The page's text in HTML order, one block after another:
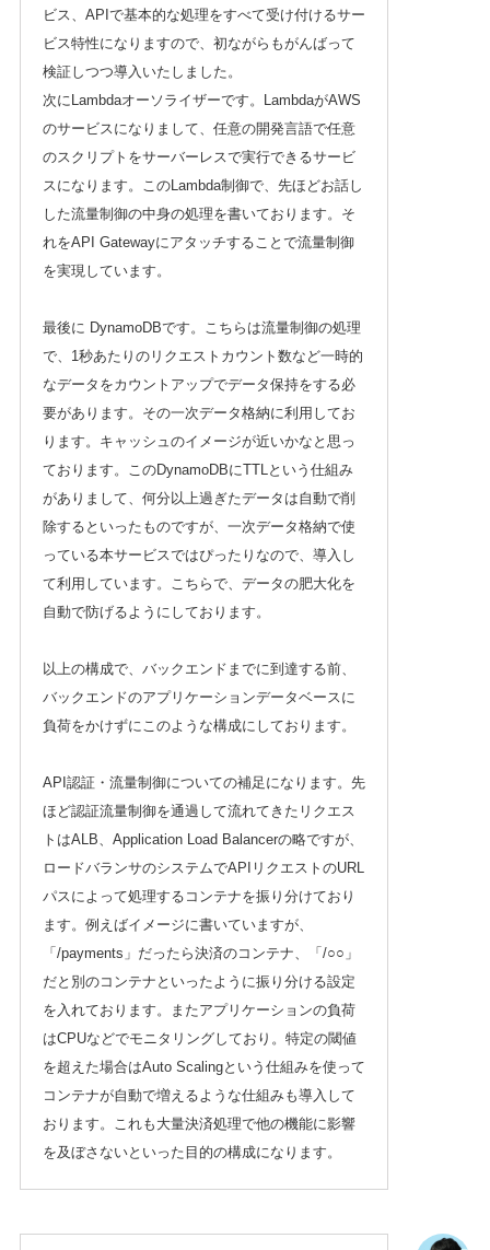
ビス、APIで基本的な処理をすべて受け付けるサー
ビス特性になりますので、初ながらもがんばって
検証しつつ導入いたしました。
次にLambdaオーソライザーです。LambdaがAWS
のサービスになりまして、任意の開発言語で任意
のスクリプトをサーバーレスで実行できるサービ
スになります。このLambda制御で、先ほどお話し
した流量制御の中身の処理を書いております。そ
れをAPI Gatewayにアタッチすることで流量制御
を実現しています。
最後に DynamoDBです。こちらは流量制御の処理
で、1秒あたりのリクエストカウント数など一時的
なデータをカウントアップでデータ保持をする必
要があります。その一次データ格納に利用してお
ります。キャッシュのイメージが近いかなと思っ
ております。このDynamoDBにTTLという仕組み
がありまして、何分以上過ぎたデータは自動で削
除するといったものですが、一次データ格納で使
っている本サービスではぴったりなので、導入し
て利用しています。こちらで、データの肥大化を
自動で防げるようにしております。
以上の構成で、バックエンドまでに到達する前、
バックエンドのアプリケーションデータベースに
負荷をかけずにこのような構成にしております。
API認証・流量制御についての補足になります。先
ほど認証流量制御を通過して流れてきたリクエス
トはALB、Application Load Balancerの略ですが、
ロードバランサのシステムでAPIリクエストのURL
パスによって処理するコンテナを振り分けており
ます。例えばイメージに書いていますが、
「/payments」だったら決済のコンテナ、「/○○」
だと別のコンテナといったように振り分ける設定
を入れております。またアプリケーションの負荷
はCPUなどでモニタリングしており。特定の閾値
を超えた場合はAuto Scalingという仕組みを使って
コンテナが自動で増えるような仕組みも導入して
おります。これも大量決済処理で他の機能に影響
を及ぼさないといった目的の構成になります。